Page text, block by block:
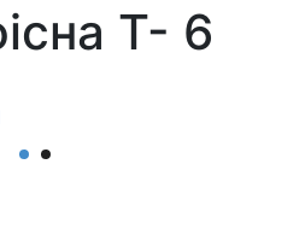
Т- 6